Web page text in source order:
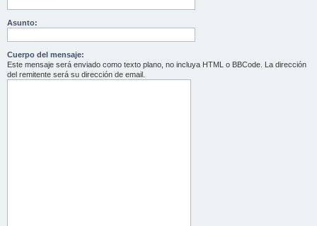
Asunto:
Cuerpo del mensaje:
Este mensaje será enviado como texto plano, no incluya HTML o BBCode. La dirección
del remitente será su dirección de email.